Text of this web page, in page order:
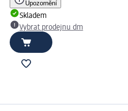
Upozornění
Skladem
Vybrat prodejnu dm